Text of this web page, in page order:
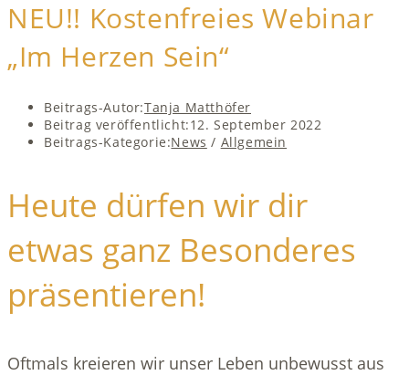
NEU!! Kostenfreies Webinar
„Im Herzen Sein“
Beitrags-Autor:Tanja Matthöfer
Beitrag veröffentlicht:12. September 2022
Beitrags-Kategorie:News / Allgemein
Heute dürfen wir dir
etwas ganz Besonderes
präsentieren!
Oftmals kreieren wir unser Leben unbewusst aus